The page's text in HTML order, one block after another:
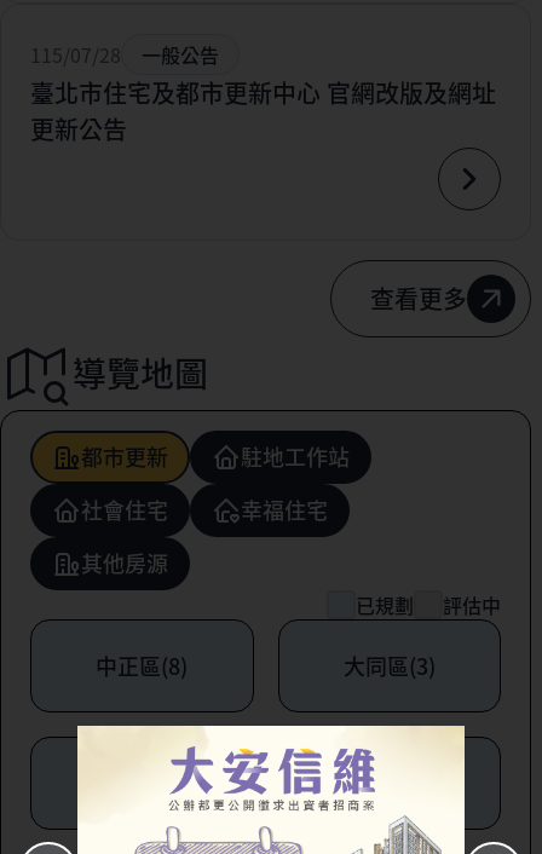
115/07/28 一般公告
臺北市住宅及都市更新中心 官網改版及網址
更新公告
查看更多
導覽地圖
都市更新
駐地工作站
社會住宅
幸福住宅
其他房源
已規劃 評估中
中正區(8) 大同區(3)
中山區(6) 松山區(1)